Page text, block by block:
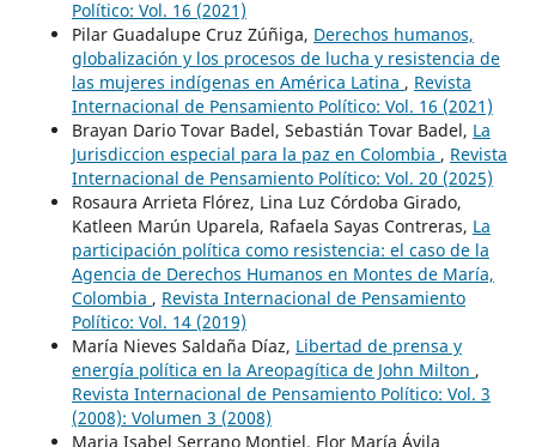
Político: Vol. 16 (2021)
Pilar Guadalupe Cruz Zúñiga, Derechos humanos,
globalización y los procesos de lucha y resistencia de
las mujeres indígenas en América Latina , Revista
Internacional de Pensamiento Político: Vol. 16 (2021)
Brayan Dario Tovar Badel, Sebastián Tovar Badel, La
Jurisdiccion especial para la paz en Colombia , Revista
Internacional de Pensamiento Político: Vol. 20 (2025)
Rosaura Arrieta Flórez, Lina Luz Córdoba Girado,
Katleen Marún Uparela, Rafaela Sayas Contreras, La
participación política como resistencia: el caso de la
Agencia de Derechos Humanos en Montes de María,
Colombia , Revista Internacional de Pensamiento
Político: Vol. 14 (2019)
María Nieves Saldaña Díaz, Libertad de prensa y
energía política en la Areopagítica de John Milton ,
Revista Internacional de Pensamiento Político: Vol. 3
(2008): Volumen 3 (2008)
Maria Isabel Serrano Montiel, Flor María Ávila